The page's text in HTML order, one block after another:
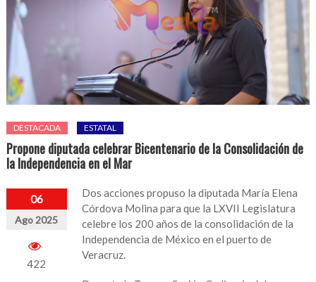
DESTACADA ESTATAL
Propone diputada celebrar Bicentenario de la Consolidación de
la Independencia en el Mar
06
Ago 2025
422
Dos acciones propuso la diputada María Elena
Córdova Molina para que la LXVII Legislatura
celebre los 200 años de la consolidación de la
Independencia de México en el puerto de
Veracruz.